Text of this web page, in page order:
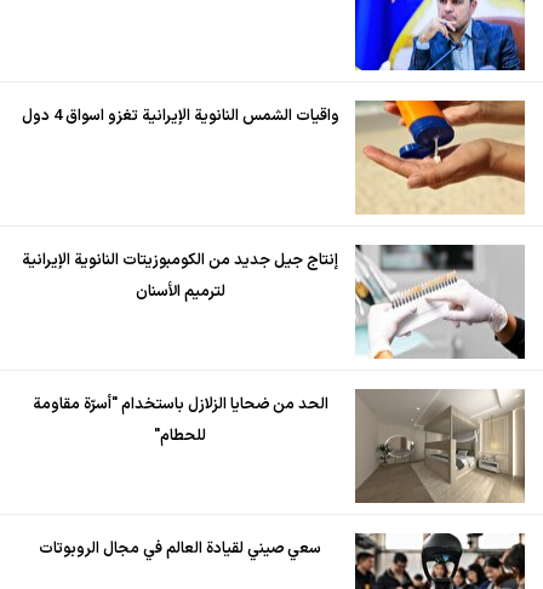
واقيات الشمس النانوية الإيرانية تغزو اسواق 4 دول
إنتاج جيل جديد من الكومبوزيتات النانوية الإيرانية
لترميم الأسنان
الحد من ضحايا الزلازل باستخدام "أسرّة مقاومة
للحطام"
سعي صيني لقيادة العالم في مجال الروبوتات